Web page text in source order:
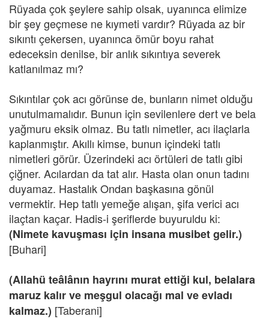
Rüyada çok şeylere sahip olsak, uyanınca elimize
bir şey geçmese ne kıymeti vardır? Rüyada az bir
sıkıntı çekersen, uyanınca ömür boyu rahat
edeceksin denilse, bir anlık sıkıntıya severek
katlanılmaz mı?
Sıkıntılar çok acı görünse de, bunların nimet olduğu
unutulmamalıdır. Bunun için sevilenlere dert ve bela
yağmuru eksik olmaz. Bu tatlı nimetler, acı ilaçlarla
kaplanmıştır. Akıllı kimse, bunun içindeki tatlı
nimetleri görür. Üzerindeki acı örtüleri de tatlı gibi
çiğner. Acılardan da tat alır. Hasta olan onun tadını
duyamaz. Hastalık Ondan başkasına gönül
vermektir. Hep tatlı yemeğe alışan, şifa verici acı
ilaçtan kaçar. Hadis-i şeriflerde buyuruldu ki:
(Nimete kavuşması için insana musibet gelir.)
[Buhari]
(Allahü teâlânın hayrını murat ettiği kul, belalara
maruz kalır ve meşgul olacağı mal ve evladı
kalmaz.) [Taberani]